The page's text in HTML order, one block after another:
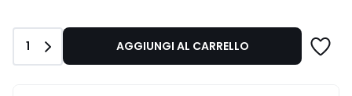
Quantità
1 AGGIUNGI AL CARRELLO